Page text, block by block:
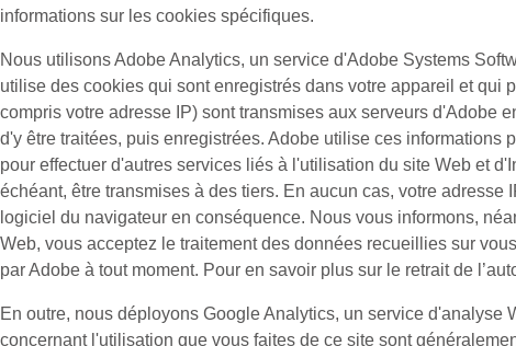
informations sur les cookies spécifiques.
Nous utilisons Adobe Analytics, un service d'Adobe Systems
utilise des cookies qui sont enregistrés dans votre appareil et qui
compris votre adresse IP) sont transmises aux serveurs d'Adobe
d'y être traitées, puis enregistrées. Adobe utilise ces
pour effectuer d'autres services liés à l'utilisation du site Web et
échéant, être transmises à des tiers. En aucun cas, votre
logiciel du navigateur en conséquence. Nous vous informons,
Web, vous acceptez le traitement des données recueillies sur
par Adobe à tout moment. Pour en savoir plus sur le retrait de
En outre, nous déployons Google Analytics, un service
concernant l'utilisation que vous faites de ce site sont